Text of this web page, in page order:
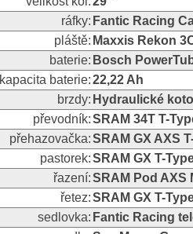
ráfky: Fantic Racing
pláště: Maxxis Rekon
baterie: Bosch
kapacita baterie:22,22 Ah
brzdy: Hydraulické
převodník:SRAM 34T T-
přehazovačka:SRAM GX AXS
pastorek:SRAM GX T-
řazení:SRAM Pod AXS
řetez:SRAM GX T-
sedlovka: Fantic Racing